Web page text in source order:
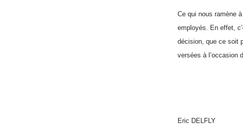
Ce qui nous ramène
employés. En effet,
décision, que ce soit
versées à l’occasion
Eric DELFLY